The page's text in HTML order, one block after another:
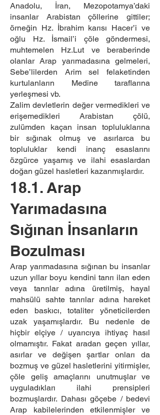
Anadolu, İran, Mezopotamya’daki
insanlar Arabistan çöllerine gittiler;
örneğin Hz. İbrahim karısı Hacer’i ve
oğlu Hz. İsmail’i çöle göndermesi,
muhtemelen Hz.Lut ve beraberinde
olanlar Arap yarımadasına gelmeleri,
Sebe’lilerden Arim sel felaketinden
kurtulanların Medine taraflarına
yerleşmesi vb.
Zalim devletlerin değer vermedikleri ve
erişemedikleri Arabistan çölü,
zulümden kaçan insan topluluklarına
bir sığınak olmuş ve asırlarca bu
topluluklar kendi inanç esaslarını
özgürce yaşamış ve ilahi esaslardan
doğan güzel hasletleri kazanmışlardır.
18.1. Arap
Yarımadasına
Sığınan İnsanların
Bozulması
Arap yarımadasına sığınan bu insanlar
uzun yıllar boyu kendini tanrı ilan eden
veya tanrılar adına üretilmiş, hayal
mahsülü sahte tanrılar adına hareket
eden baskıcı, totaliter yöneticilerden
uzak yaşamışlardır. Bu nedenle de
hiçbir elçiye / uyarıcıya ihtiyaç hasıl
olmamıştır. Fakat aradan geçen yıllar,
asırlar ve değişen şartlar onları da
bozmuş ve güzel hasletlerini yitirmişler,
çöle geliş amaçlarını unutmuşlar ve
uyguladıkları ilahi prensipleri
bozmuşlardır. Dahası göçebe / bedevi
Arap kabilelerinden etkilenmişler ve